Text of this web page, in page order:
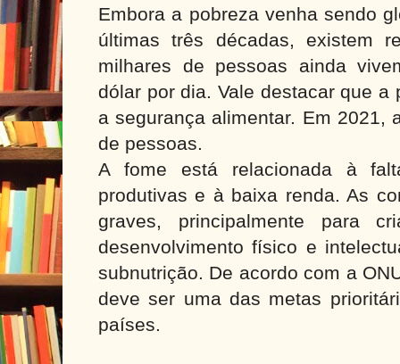
Embora a pobreza venha sendo
últimas três décadas, existem
milhares de pessoas ainda
dólar por dia. Vale destacar que a
a segurança alimentar. Em 2021,
de pessoas.
A fome está relacionada à
produtivas e à baixa renda. As
graves, principalmente para
desenvolvimento físico e
subnutrição. De acordo com a
deve ser uma das metas
países.